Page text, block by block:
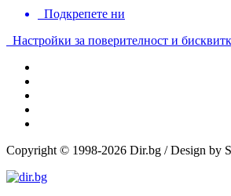
Подкрепете ни
Настройки за поверителност и
Copyright © 1998-2026 Dir.bg / Design by